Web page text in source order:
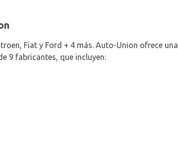
Fiat y Ford + 4 más. Auto-Union ofrece una
9 fabricantes, que incluyen: